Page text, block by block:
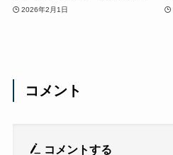
2026年2月1日
コメント
コメントする